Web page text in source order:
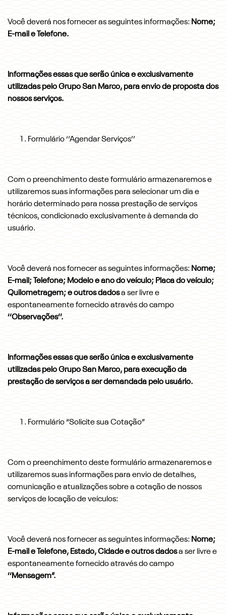
Você deverá nos fornecer as seguintes informações: Nome;
E-mail e Telefone.
Informações essas que serão única e exclusivamente
utilizadas pelo Grupo San Marco, para envio de proposta dos
nossos serviços.
Formulário ‘‘Agendar Serviços’’
Com o preenchimento deste formulário armazenaremos e
utilizaremos suas informações para selecionar um dia e
horário determinado para nossa prestação de serviços
técnicos, condicionado exclusivamente à demanda do
usuário.
Você deverá nos fornecer as seguintes informações: Nome;
E-mail; Telefone; Modelo e ano do veículo; Placa do veículo;
Quilometragem; e outros dadosa ser livre e
espontaneamente fornecido através do campo
‘‘Observações’’.
Informações essas que serão única e exclusivamente
utilizadas pelo Grupo San Marco, para execução da
prestação de serviços a ser demandada pelo usuário.
Formulário “Solicite sua Cotação”
Com o preenchimento deste formulário armazenaremos e
utilizaremos suas informações para envio de detalhes,
comunicação e atualizações sobre a cotação de nossos
serviços de locação de veículos:
Você deverá nos fornecer as seguintes informações: Nome;
E-mail e Telefone, Estado, Cidade e outros dadosa ser livre e
espontaneamente fornecido através do campo
‘‘Mensagem”.